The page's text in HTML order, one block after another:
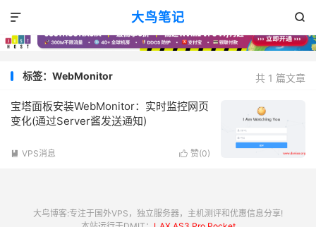
大鸟笔记 

共 1 篇文章
标签：WebMonitor
宝塔面板安装WebMonitor：实时监控网页
变化(通过Server酱发送通知)
 赞(0)
 VPS消息
大鸟博客:专注于国外VPS，独立服务器，主机测评和优惠信息分享!